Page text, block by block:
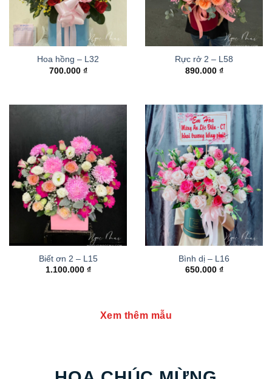
Hoa hồng – L32
700.000 ₫
Rực rở 2 – L58
890.000 ₫
Biết ơn 2 – L15
1.100.000 ₫
Bình dị – L16
650.000 ₫
Xem thêm mẫu